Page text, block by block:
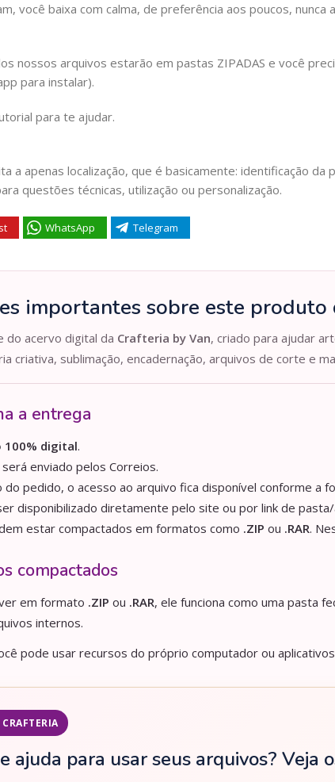
você baixa com calma, de preferência aos poucos,
nossos arquivos estarão em pastas ZIPADAS e você
para instalar).
para te ajudar.
a apenas localização, que é basicamente: identificação da
questões técnicas, utilização ou personalização.
WhatsApp Telegram
importantes sobre este
acervo digital da Crafteria by Van, criado para ajudar
criativa, sublimação, encadernação, arquivos de corte e
a entrega
100% digital.
enviado pelos Correios.
do pedido, o acesso ao arquivo fica disponível conforme a
disponibilizado diretamente pelo site ou por link de
estar compactados em formatos como .ZIP ou .RAR.
compactados
em formato .ZIP ou .RAR, ele funciona como uma pasta
internos.
pode usar recursos do próprio computador ou
ajuda para usar seus arquivos? Veja